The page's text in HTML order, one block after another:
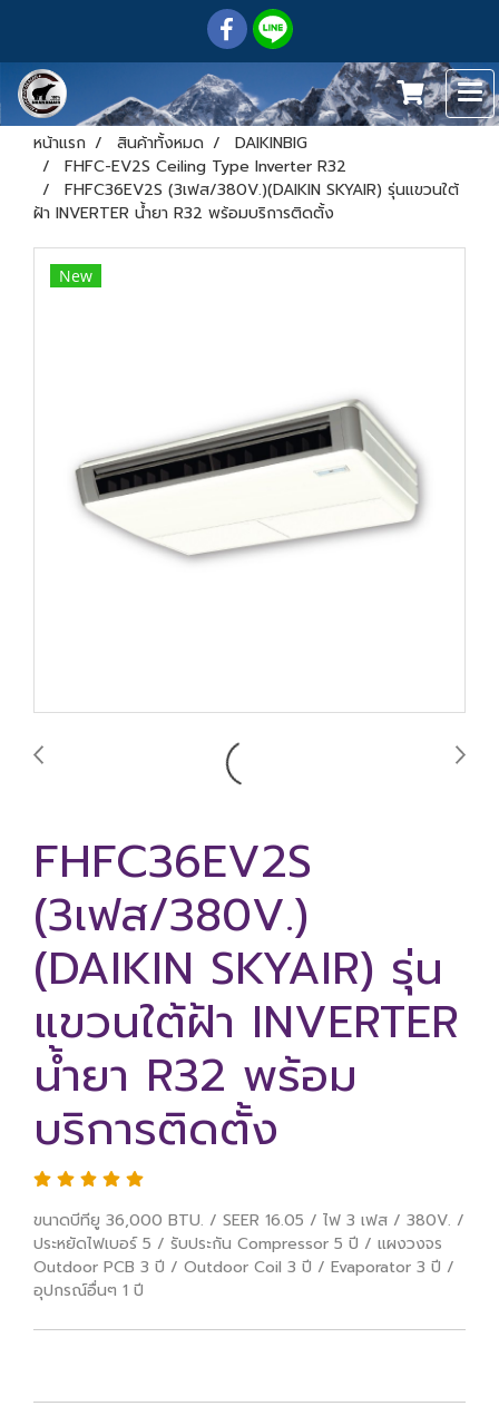
หน้าแรก สินค้าทั้งหมด
DAIKINBIG
FHFC-EV2S Ceiling Type Inverter R32
FHFC36EV2S (3เฟส/380V.)(DAIKIN SKYAIR) รุ่นแขวนใต้
ฝ้า INVERTER น้ำยา R32 พร้อมบริการติดตั้ง
New
FHFC36EV2S
(3เฟส/380V.)
(DAIKIN SKYAIR) รุ่น
แขวนใต้ฝ้า INVERTER
น้ำยา R32 พร้อม
บริการติดตั้ง
ขนาดบีทียู 36,000 BTU. / SEER 16.05 / ไฟ 3 เฟส / 380V. /
ประหยัดไฟเบอร์ 5 / รับประกัน Compressor 5 ปี / แผงวงจร
Outdoor PCB 3 ปี / Outdoor Coil 3 ปี / Evaporator 3 ปี /
อุปกรณ์อื่นๆ 1 ปี